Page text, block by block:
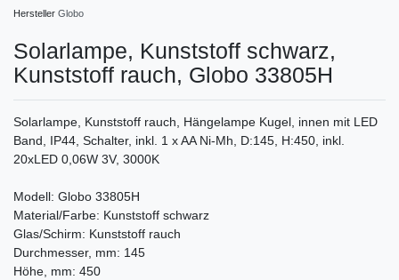
Hersteller Globo
Solarlampe, Kunststoff schwarz,
Kunststoff rauch, Globo 33805H
Solarlampe, Kunststoff rauch, Hängelampe Kugel, innen mit LED
Band, IP44, Schalter, inkl. 1 x AA Ni-Mh, D:145, H:450, inkl.
20xLED 0,06W 3V, 3000K
Modell: Globo 33805H
Material/Farbe: Kunststoff schwarz
Glas/Schirm: Kunststoff rauch
Durchmesser, mm: 145
Höhe, mm: 450